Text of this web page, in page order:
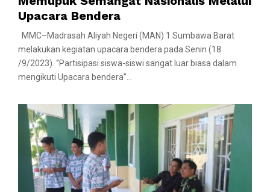
Upacara Bendera
MMC–Madrasah Aliyah Negeri (MAN) 1 Sumbawa Barat
melakukan kegiatan upacara bendera pada Senin (18
/9/2023). ‘’Partisipasi siswa-siswi sangat luar biasa dalam
mengikuti Upacara bendera’’...